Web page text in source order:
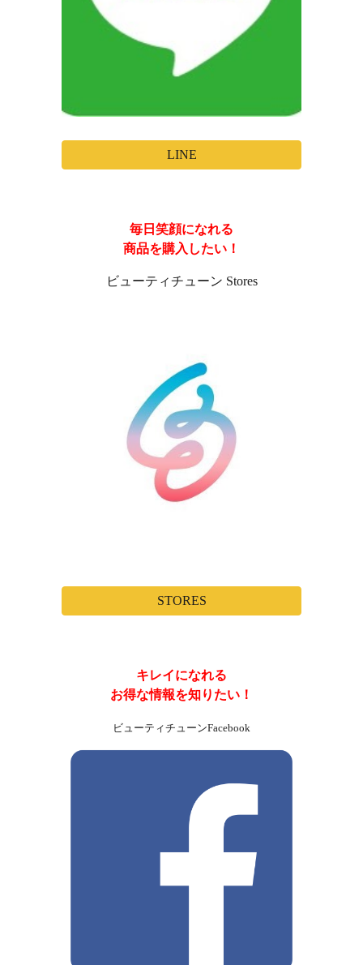
LINE
毎日笑顔になれる
商品を購入したい！
ビューティチューン Stores
STORES
キレイになれる
お得な情報を知りたい！
ビューティチューンFacebook